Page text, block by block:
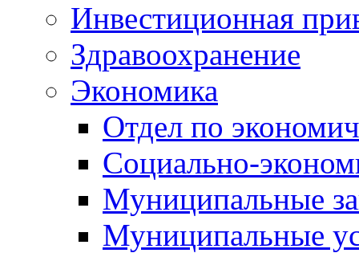
Инвестиционная
Здравоохранение
Экономика
Отдел по
Социально-
Муниципальные
Муниципальные